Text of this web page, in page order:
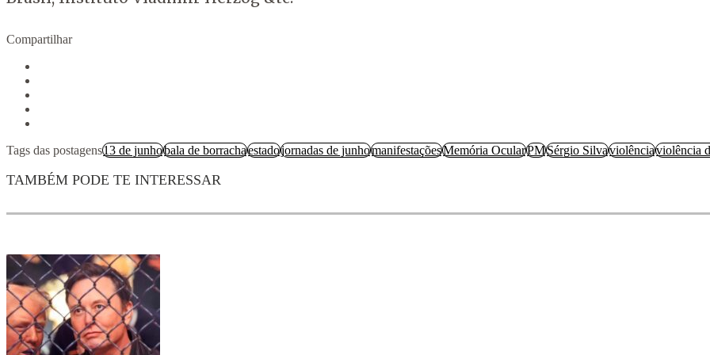
Compartilhar
Tags das postagens13 de junhobala de borrachaestadojornadas de junhomanifestaçõesMemória OcularPMSérgio Silvaviolênciaviolência
TAMBÉM PODE TE INTERESSAR